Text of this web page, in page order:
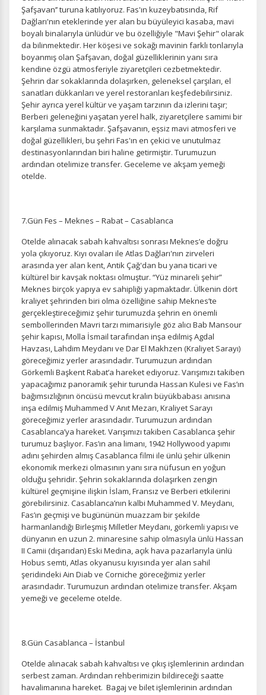
İstatistik Çerezleri
Ziyaretçilerin siteyi nasıl kullandığını anonim olarak
ölçeriz. Hangi sayfaların popüler olduğunu ve
kullanıcıların nerede zorluk yaşadığını anlamamıza
yardımcı olur.
Pazarlama Çerezleri
Size ve ilgi alanlarınıza uygun reklamlar göstermek için
kullanılır. Kapatırsanız reklamları görmeye devam
edersiniz, ancak daha az alakalı olabilirler.
Tercihleri Kaydet
Şafşavan’’ turuna katılıyoruz. Fas'ın kuzeybatısında, Rif
Dağları'nın eteklerinde yer alan bu büyüleyici kasaba, mavi
boyalı binalarıyla ünlüdür ve bu özelliğiyle "Mavi Şehir" olarak
da bilinmektedir. Her köşesi ve sokağı mavinin farklı tonlarıyla
boyanmış olan Şafşavan, doğal güzelliklerinin yanı sıra
kendine özgü atmosferiyle ziyaretçileri cezbetmektedir.
Şehrin dar sokaklarında dolaşırken, geleneksel çarşıları, el
sanatları dükkanları ve yerel restoranları keşfedebilirsiniz.
Şehir ayrıca yerel kültür ve yaşam tarzının da izlerini taşır;
Berberi geleneğini yaşatan yerel halk, ziyaretçilere samimi bir
karşılama sunmaktadır. Şafşavanın, eşsiz mavi atmosferi ve
doğal güzellikleri, bu şehri Fas'ın en çekici ve unutulmaz
destinasyonlarından biri haline getirmiştir. Turumuzun
ardından otelimize transfer. Geceleme ve akşam yemeği
otelde.
7.Gün Fes – Meknes – Rabat – Casablanca
Otelde alınacak sabah kahvaltısı sonrası Meknes’e doğru
yola çıkıyoruz. Kıyı ovaları ile Atlas Dağları'nın zirveleri
arasında yer alan kent, Antik Çağ'dan bu yana ticari ve
kültürel bir kavşak noktası olmuştur. “Yüz minareli şehir”
Meknes birçok yapıya ev sahipliği yapmaktadır. Ülkenin dört
kraliyet şehrinden biri olma özelliğine sahip Meknes’te
gerçekleştireceğimiz şehir turumuzda şehrin en önemli
sembollerinden Mavri tarzı mimarisiyle göz alıcı Bab Mansour
şehir kapısı, Molla İsmail tarafından inşa edilmiş Agdal
Havzası, Lahdim Meydanı ve Dar El Makhzen (Kraliyet Sarayı)
göreceğimiz yerler arasındadır. Turumuzun ardından
Görkemli Başkent Rabat’a hareket ediyoruz. Varışımızı takiben
yapacağımız panoramik şehir turunda Hassan Kulesi ve Fas’ın
bağımsızlığının öncüsü mevcut kralın büyükbabası anısına
inşa edilmiş Muhammed V Anıt Mezarı, Kraliyet Sarayı
göreceğimiz yerler arasındadır. Turumuzun ardından
Casablanca’ya hareket. Varışımızı takiben Casablanca şehir
turumuz başlıyor. Fas’ın ana limanı, 1942 Hollywood yapımı
adını şehirden almış Casablanca filmi ile ünlü şehir ülkenin
ekonomik merkezi olmasının yanı sıra nüfusun en yoğun
olduğu şehridir. Şehrin sokaklarında dolaşırken zengin
kültürel geçmişine ilişkin İslam, Fransız ve Berberi etkilerini
görebilirsiniz. Casablanca’nın kalbi Muhammed V. Meydanı,
Fas’ın geçmişi ve bugününün muazzam bir şekilde
harmanlandığı Birleşmiş Milletler Meydanı, görkemli yapısı ve
dünyanın en uzun 2. minaresine sahip olmasıyla ünlü Hassan
II Camii (dışarıdan) Eski Medina, açık hava pazarlarıyla ünlü
Hobus semti, Atlas okyanusu kıyısında yer alan sahil
şeridindeki Ain Diab ve Corniche göreceğimiz yerler
arasındadır. Turumuzun ardından otelimize transfer. Akşam
yemeği ve geceleme otelde.
8.Gün Casablanca – İstanbul
Otelde alınacak sabah kahvaltısı ve çıkış işlemlerinin ardından
serbest zaman. Ardından rehberimizin bildireceği saatte
havalimanına hareket. Bagaj ve bilet işlemlerinin ardından